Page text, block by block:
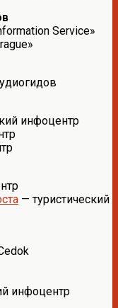
Service»
инфоцентр
— туристический
инфоцентр